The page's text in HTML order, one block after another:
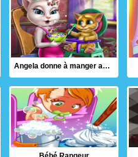
Angela donne à manger au Bébé